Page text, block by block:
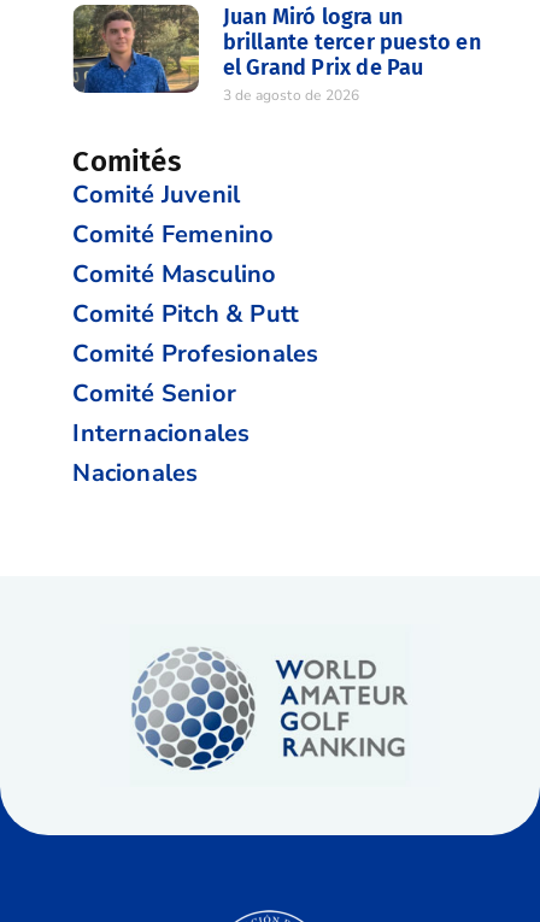
Juan Miró logra un
brillante tercer puesto en
el Grand Prix de Pau
3 de agosto de 2026
Comités
Comité Juvenil
Comité Femenino
Comité Masculino
Comité Pitch & Putt
Comité Profesionales
Comité Senior
Internacionales
Nacionales